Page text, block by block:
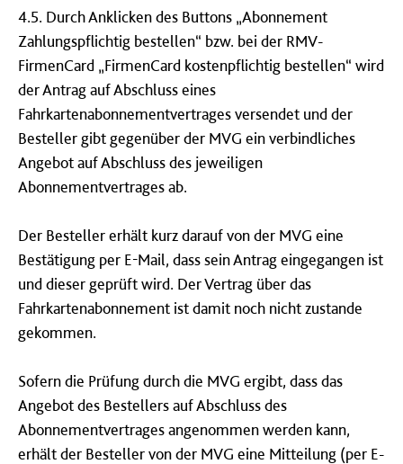
4.5. Durch Anklicken des Buttons „Abonnement
Zahlungspflichtig bestellen“ bzw. bei der RMV-
FirmenCard „FirmenCard kostenpflichtig bestellen“ wird
der Antrag auf Abschluss eines
Fahrkartenabonnementvertrages versendet und der
Besteller gibt gegenüber der MVG ein verbindliches
Angebot auf Abschluss des jeweiligen
Abonnementvertrages ab.
Der Besteller erhält kurz darauf von der MVG eine
Bestätigung per E-Mail, dass sein Antrag eingegangen ist
und dieser geprüft wird. Der Vertrag über das
Fahrkartenabonnement ist damit noch nicht zustande
gekommen.
Sofern die Prüfung durch die MVG ergibt, dass das
Angebot des Bestellers auf Abschluss des
Abonnementvertrages angenommen werden kann,
erhält der Besteller von der MVG eine Mitteilung (per E-